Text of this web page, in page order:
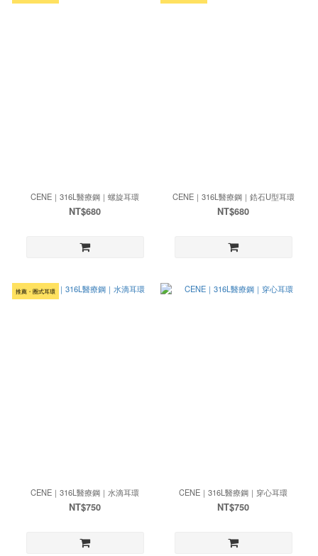
CENE｜316L醫療鋼｜螺旋耳環
NT$680
CENE｜316L醫療鋼｜鋯石U型耳環
NT$680
推薦・圈式耳環
CENE｜316L醫療鋼｜水滴耳環
NT$750
CENE｜316L醫療鋼｜穿心耳環
NT$750